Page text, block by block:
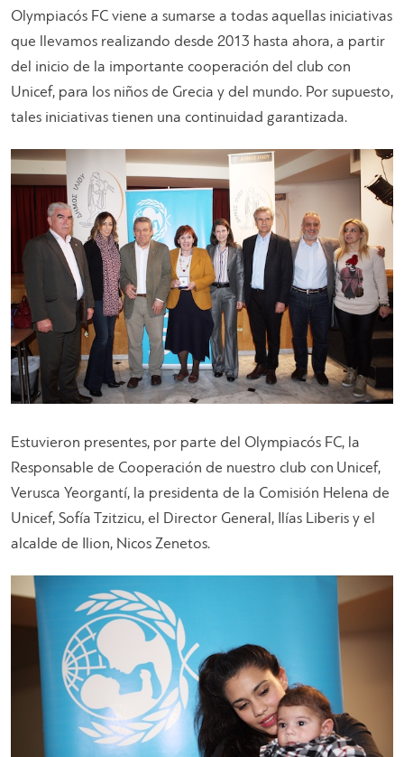
Olympiacós FC viene a sumarse a todas aquellas iniciativas
que llevamos realizando desde 2013 hasta ahora, a partir
del inicio de la importante cooperación del club con
Unicef, para los niños de Grecia y del mundo. Por supuesto,
tales iniciativas tienen una continuidad garantizada.
Estuvieron presentes, por parte del Olympiacós FC, la
Responsable de Cooperación de nuestro club con Unicef,
Verusca Yeorgantí, la presidenta de la Comisión Helena de
Unicef, Sofía Tzitzicu, el Director General, Ilías Liberis y el
alcalde de Ilion, Nicos Zenetos.